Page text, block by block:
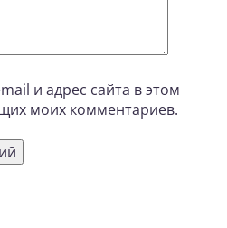
и адрес сайта в этом
моих комментариев.